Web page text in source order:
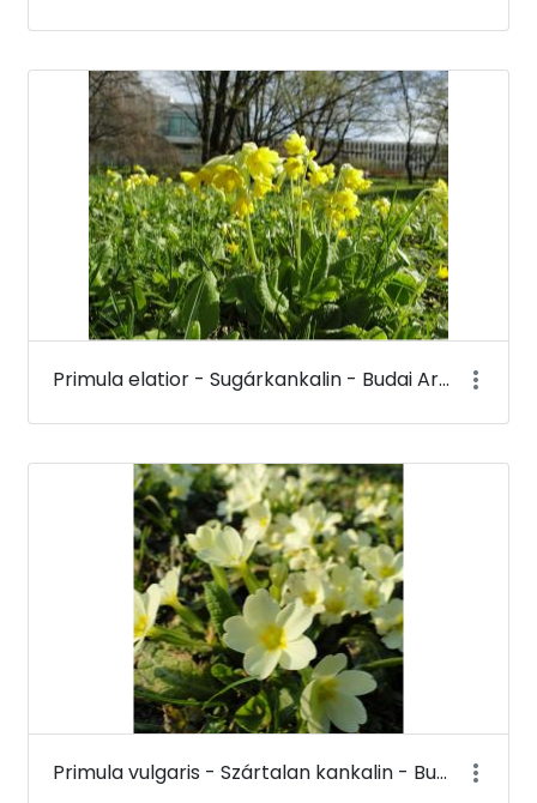
Primula elatior - Sugárkankalin - Budai Arborétum
Primula vulgaris - Szártalan kankalin - Budai Arborétum